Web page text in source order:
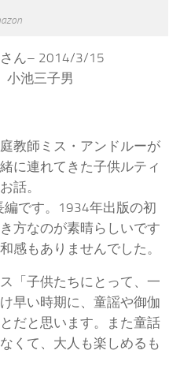
ん– 2014/3/15
小池三子男
教師ミス・アンドルーが
に連れてきた子供ルティ
話。
です。1934年出版の初
方なのが素晴らしいです
感もありませんでした。
「子供たちにとって、一
早い時期に、童謡や御伽
だと思います。また童話
くて、大人も楽しめるも